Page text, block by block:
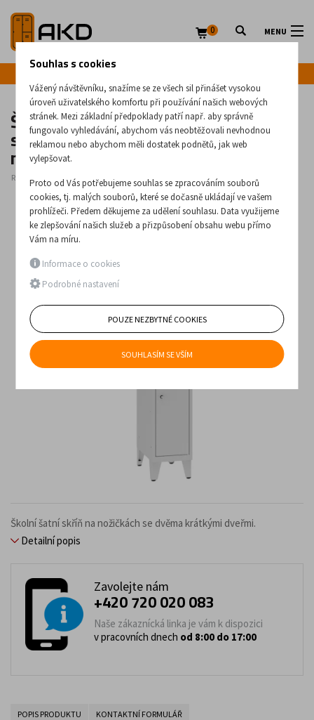
MENU
0
Školní kovová šatní skříň na nohách
se dvěma krátkými dveřmi Sms 312
n
Rozměry: 1940 x x 500
Školní šatní skříň na nožičkách se dvěma krátkými dveřmi.
Detailní popis
Zavolejte nám
+420 720 020 083
Naše zákaznícká linka je vám k dispozici
v pracovních dnech od 8:00 do 17:00
POPIS PRODUKTU KONTAKTNÍ FORMULÁŘ
Souhlas s cookies
Vážený návštěvníku, snažíme se ze všech sil přinášet vysokou
úroveň uživatelského komfortu při používání našich webových
stránek. Mezi základní předpoklady patří např. aby správně
fungovalo vyhledávání, abychom vás neobtěžovali nevhodnou
reklamou nebo abychom měli dostatek podnětů, jak web
vylepšovat.
Proto od Vás potřebujeme souhlas se zpracováním souborů
cookies, tj. malých souborů, které se dočasně ukládají ve vašem
prohlížeči. Předem děkujeme za udělení souhlasu. Data využijeme
ke zlepšování našich služeb a přizpůsobení obsahu webu přímo
Vám na míru.
Informace o cookies
Podrobné nastavení
POUZE NEZBYTNÉ COOKIES
SOUHLASÍM SE VŠÍM